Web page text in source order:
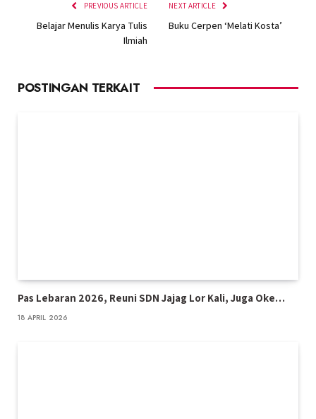
PREVIOUS ARTICLE
Belajar Menulis Karya Tulis
Ilmiah
NEXT ARTICLE
Buku Cerpen ‘Melati Kosta’
POSTINGAN TERKAIT
Pas Lebaran 2026, Reuni SDN Jajag Lor Kali, Juga Oke…
18 APRIL 2026